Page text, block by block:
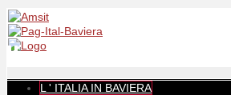
L ' ITALIA IN BAVIERA